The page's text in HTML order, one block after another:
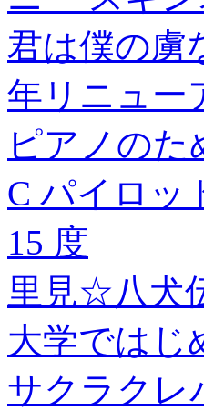
君は僕の虜
年リニュー
ピアノのた
C パイロッ
15 度
里見☆八犬
大学ではじ
サクラクレ